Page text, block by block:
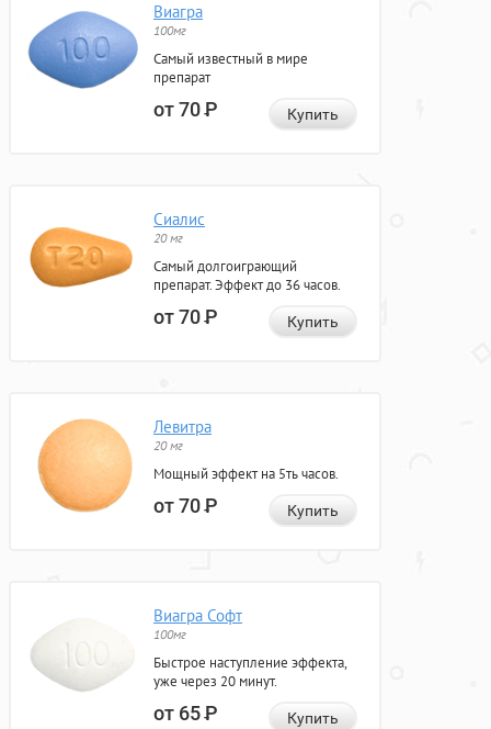
Виагра
100мг
Самый известный в мире
препарат
от 70Р Купить
Сиалис
20 мг
Самый долгоиграющий
препарат. Эффект до 36 часов.
от 70Р Купить
Левитра
20 мг
Мощный эффект на 5ть часов.
от 70Р Купить
Виагра Софт
100мг
Быстрое наступление эффекта,
уже через 20 минут.
от 65Р Купить